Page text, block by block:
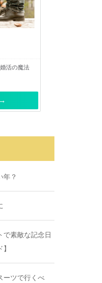
活の魔法
年？
で素敵な記念日
ーツで行くべ